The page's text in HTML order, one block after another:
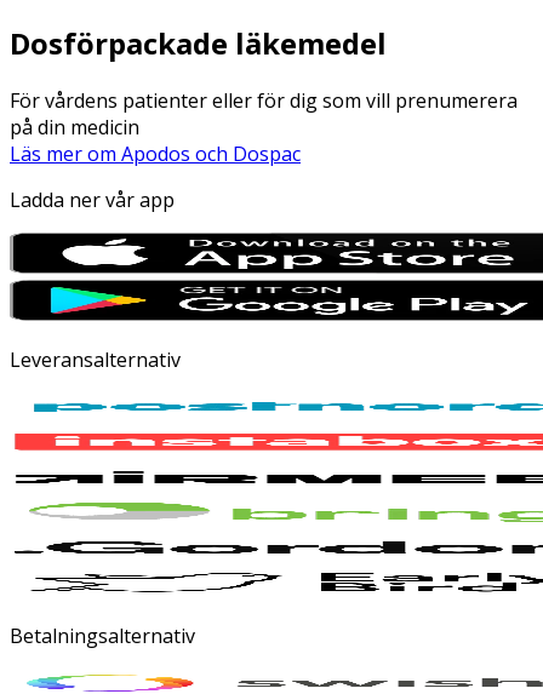
Dosförpackade läkemedel
För vårdens patienter eller för dig som vill prenumerera
på din medicin
Läs mer om Apodos och Dospac
Ladda ner vår app
Leveransalternativ
Betalningsalternativ